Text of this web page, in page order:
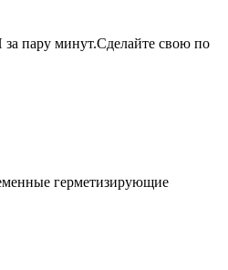
за пару минут.Сделайте свою по
герметизирующие